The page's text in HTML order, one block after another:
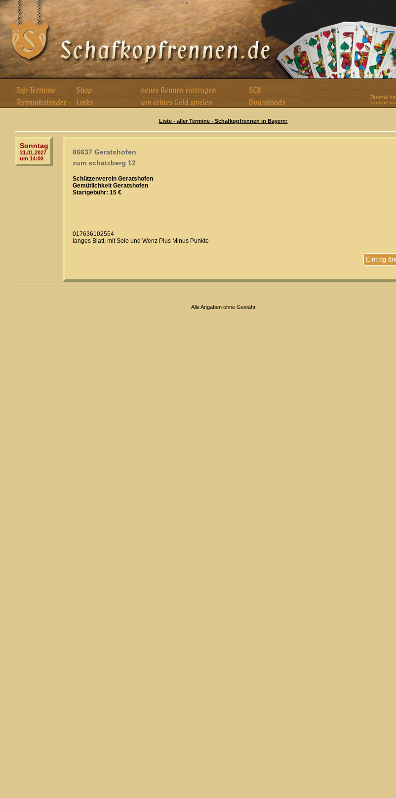
Termine
Termine
Liste - aller Termine - Schafkopfrennen in Bayern:
Sonntag
31.01.2027
um 14:00
86637 Geratshofen
zum schatzberg 12
Schützenverein Geratshofen
Gemütlichkeit Geratshofen
Startgebühr: 15 €
017636102554
langes Blatt, mit Solo und Wenz Plus Minus Punkte
Eintrag
Alle Angaben ohne Gewähr